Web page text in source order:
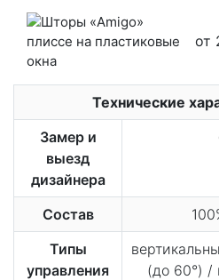
от
Технические
Замер и
выезд
дизайнера
Состав
Типы
управления
(до 60°) /